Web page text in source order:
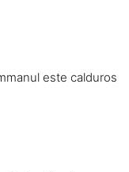
este calduros